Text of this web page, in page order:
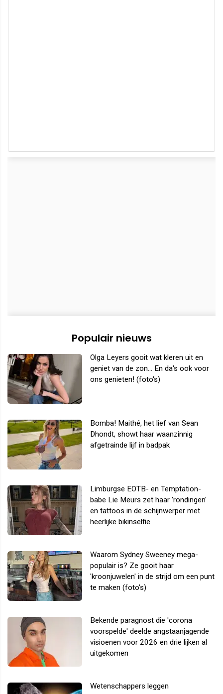
Populair nieuws
Olga Leyers gooit wat kleren uit en
geniet van de zon... En da's ook voor
ons genieten! (foto's)
Bomba! Maithé, het lief van Sean
Dhondt, showt haar waanzinnig
afgetrainde lijf in badpak
Limburgse EOTB- en Temptation-
babe Lie Meurs zet haar 'rondingen'
en tattoos in de schijnwerper met
heerlijke bikinselfie
Waarom Sydney Sweeney mega-
populair is? Ze gooit haar
'kroonjuwelen' in de strijd om een punt
te maken (foto's)
Bekende paragnost die 'corona
voorspelde' deelde angstaanjagende
visioenen voor 2026 en drie lijken al
uitgekomen
Wetenschappers leggen